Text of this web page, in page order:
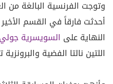
أحدثت فارقاً في القسم
النهاية على السويسرية
اللتين نالتا الفضية والبرونزية